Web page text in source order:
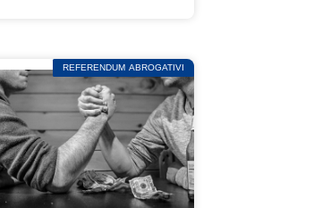
REFERENDUM ABROGATIVI